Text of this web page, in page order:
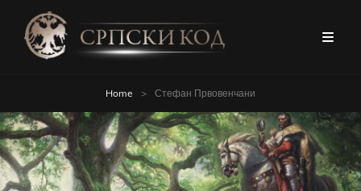
Home > Стефан Првовенчани